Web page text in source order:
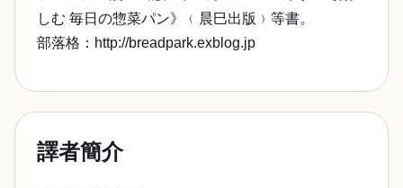
しむ 毎日の惣菜パン》﹙晨巳出版﹚等書。
部落格：http://breadpark.exblog.jp
譯者簡介